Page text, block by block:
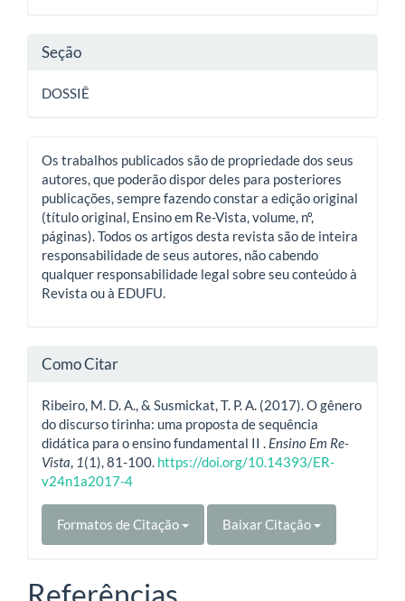
Seção
DOSSIÊ
Os trabalhos publicados são de propriedade dos seus
autores, que poderão dispor deles para posteriores
publicações, sempre fazendo constar a edição original
(título original, Ensino em Re-Vista, volume, nº,
páginas). Todos os artigos desta revista são de inteira
responsabilidade de seus autores, não cabendo
qualquer responsabilidade legal sobre seu conteúdo à
Revista ou à EDUFU.
Como Citar
Ribeiro, M. D. A., & Susmickat, T. P. A. (2017). O gênero
do discurso tirinha: uma proposta de sequência
didática para o ensino fundamental II . Ensino Em Re-
Vista 1(1), 81-100. https://doi.org/10.14393/ER-
v24n1a2017-4
Formatos de Citação Baixar Citação
Referências